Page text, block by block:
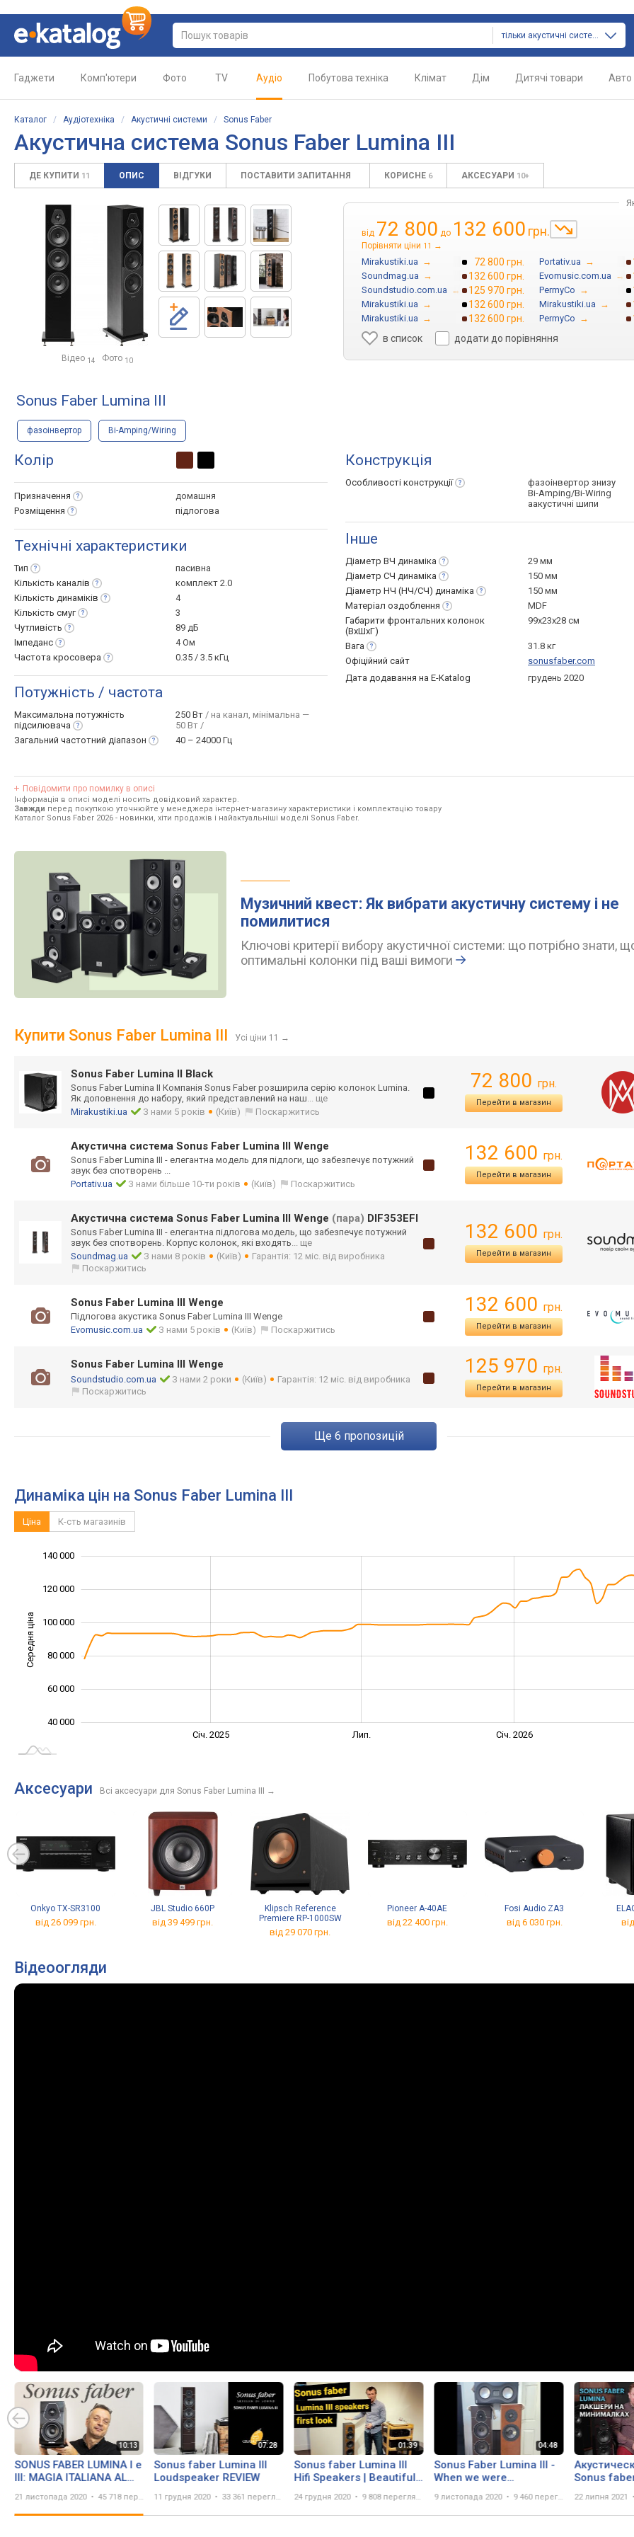
тільки акустичні системи
Гаджети Комп'ютери Фото TV Аудіо Побутова техніка Клімат Дім Дитячі товари Авто
Каталог / Аудіотехніка / Акустичні системи / Sonus Faber
Акустична система Sonus Faber Lumina III
ДЕ КУПИТИ 11 ОПИС ВІДГУКИ ПОСТАВИТИ ЗАПИТАННЯ КОРИСНЕ 6 АКСЕСУАРИ 10+
Відео 14 Фото 10
від 72 800 до 132 600 грн.
Порівняти ціни 11 →
Mirakustiki.ua → 72 800 грн. Portativ.ua →
Soundmag.ua → 132 600 грн. Evomusic.com.ua →
Soundstudio.com.ua → 125 970 грн. PermyCo →
Mirakustiki.ua → 132 600 грн. Mirakustiki.ua →
Mirakustiki.ua → 132 600 грн. PermyCo →
в список
додати до порівняння
Sonus Faber Lumina III
фазоінвертор Bi-Amping/Wiring
Колір
Призначення
домашня
Розміщення
підлогова
Технічні характеристики
Тип
пасивна
Кількість каналів
комплект 2.0
Кількість динаміків
4
Кількість смуг
3
Чутливість
89 дБ
Імпеданс
4 Ом
Частота кросовера 0.35 / 3.5 кГц
Потужність / частота
Максимальна потужність
підсилювача
250 Вт / на канал, мінімальна —
50 Вт /
Загальний частотний діапазон 40 – 24000 Гц
Конструкція
Особливості конструкції
фазоінвертор знизу
Bi-Amping/Bi-Wiring
аакустичні шипи
Інше
Діаметр ВЧ динаміка
29 мм
Діаметр СЧ динаміка
150 мм
Діаметр НЧ (НЧ/СЧ) динаміка
150 мм
Матеріал оздоблення
MDF
Габарити фронтальних колонок
(ВхШхГ)
99x23x28 см
Вага
31.8 кг
Офіційний сайт
sonusfaber.com
Дата додавання на E-Katalog
грудень 2020
Повідомити про помилку в описі
Інформація в описі моделі носить довідковий характер.
Завжди перед покупкою уточнюйте у менеджера інтернет-магазину характеристики і комплектацію товару
Каталог Sonus Faber 2026 - новинки, хіти продажів і найактуальніші моделі Sonus Faber.
Музичний квест: Як вибрати акустичну систему і не
помилитися
Ключові критерії вибору акустичної системи: що потрібно знати,
оптимальні колонки під ваші вимоги
Купити Sonus Faber Lumina III Усі ціни 11 →
Sonus Faber Lumina II Black
Sonus Faber Lumina II Компанія Sonus Faber розширила серію колонок Lumina.
Як доповнення до набору, який представлений на наш... ще
Mirakustiki.ua
З нами 5 років (Київ) Поскаржитись
72 800 грн.
Перейти в магазин
Акустична система Sonus Faber Lumina III Wenge
Sonus Faber Lumina III - елегантна модель для підлоги, що забезпечує потужний
звук без спотворень ...
Portativ.ua
З нами більше 10-ти років (Київ) Поскаржитись
132 600 грн.
Перейти в магазин
Акустична система Sonus Faber Lumina III Wenge (пара) DIF353EFI
Sonus Faber Lumina III - елегантна підлогова модель, що забезпечує потужний
звук без спотворень. Корпус колонок, які входять... ще
Soundmag.ua
З нами 8 років (Київ)
Гарантія: 12 міс. від виробника
Поскаржитись
132 600 грн.
Перейти в магазин
Sonus Faber Lumina III Wenge
Підлогова акустика Sonus Faber Lumina III Wenge
Evomusic.com.ua
З нами 5 років (Київ) Поскаржитись
132 600 грн.
Перейти в магазин
Sonus Faber Lumina III Wenge
Soundstudio.com.ua З нами 2 роки (Київ)
Гарантія: 12 міс. від виробника
Поскаржитись
125 970 грн.
Перейти в магазин
ще 6 пропозицій
Динаміка цін на Sonus Faber Lumina III
Ціна К-сть магазинів
Середня ціна
40 000
60 000
80 000
100 000
120 000
140 000
Січ. 2025 Лип. Січ. 2026
Аксесуари Всі аксесуари для Sonus Faber Lumina III →
Onkyo TX-SR3100
від 26 099 грн.
JBL Studio 660P
від 39 499 грн.
Klipsch Reference
Premiere RP-1000SW
від 29 070 грн.
Pioneer A-40AE
від 22 400 грн.
Fosi Audio ZA3
від 6 030 грн.
Відеоогляди
SONUS FABER LUMINA I e
III: MAGIA ITALIANA AL
21 листопада 2020 45 718 переглядів
Sonus faber Lumina III
Loudspeaker REVIEW
11 грудня 2020 33 361 перегляд
Sonus faber Lumina III
Hifi Speakers | Beautiful
24 грудня 2020 9 808 переглядів
Sonus Faber Lumina III -
When we were
9 листопада 2020 9 460 переглядів
Sonus
по
22 липня 2021